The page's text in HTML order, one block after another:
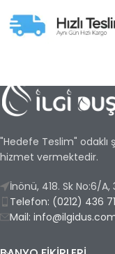
"Hedefe Teslim" odaklı
hizmet vermektedir.
İnönü, 418. Sk No:6/
Telefon: (0212) 436
Mail: